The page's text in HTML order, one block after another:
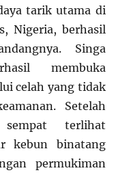
tarik utama di
Nigeria, berhasil
Singa
membuka
celah yang tidak
Setelah
terlihat
kebun binatang
permukiman